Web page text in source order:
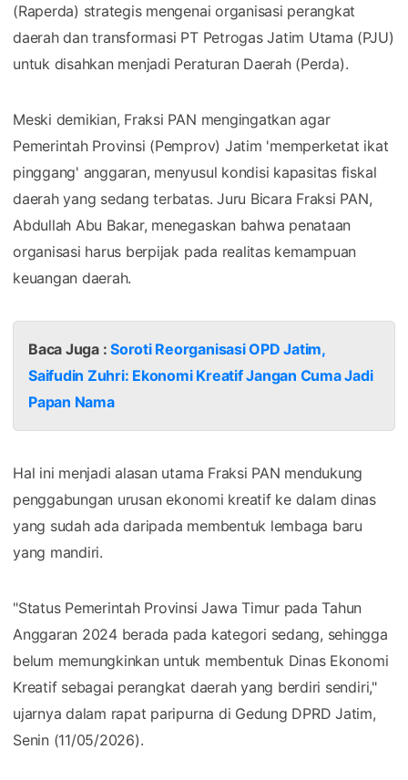
(Raperda) strategis mengenai organisasi perangkat
daerah dan transformasi PT Petrogas Jatim Utama (PJU)
untuk disahkan menjadi Peraturan Daerah (Perda).
Meski demikian, Fraksi PAN mengingatkan agar
Pemerintah Provinsi (Pemprov) Jatim 'memperketat ikat
pinggang' anggaran, menyusul kondisi kapasitas fiskal
daerah yang sedang terbatas. Juru Bicara Fraksi PAN,
Abdullah Abu Bakar, menegaskan bahwa penataan
organisasi harus berpijak pada realitas kemampuan
keuangan daerah.
Baca Juga :Soroti Reorganisasi OPD Jatim,
Saifudin Zuhri: Ekonomi Kreatif Jangan Cuma Jadi
Papan Nama
Hal ini menjadi alasan utama Fraksi PAN mendukung
penggabungan urusan ekonomi kreatif ke dalam dinas
yang sudah ada daripada membentuk lembaga baru
yang mandiri.
"Status Pemerintah Provinsi Jawa Timur pada Tahun
Anggaran 2024 berada pada kategori sedang, sehingga
belum memungkinkan untuk membentuk Dinas Ekonomi
Kreatif sebagai perangkat daerah yang berdiri sendiri,"
ujarnya dalam rapat paripurna di Gedung DPRD Jatim,
Senin (11/05/2026).